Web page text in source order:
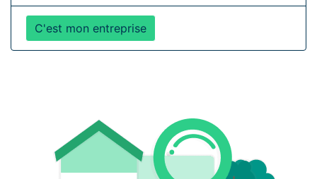
C'est mon entreprise